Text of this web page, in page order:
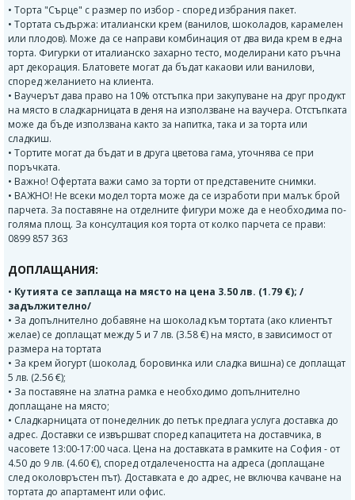
• Торта "Сърце" с размер по избор - според избрания пакет.
• Тортата съдържа: италиански крем (ванилов, шоколадов, карамелен
или плодов). Може да се направи комбинация от два вида крем в една
торта. Фигурки от италианско захарно тесто, моделирани като ръчна
арт декорация. Блатовете могат да бъдат какаови или ванилови,
според желанието на клиента.
• Ваучерът дава право на 10% отстъпка при закупуване на друг продукт
на място в сладкарницата в деня на използване на ваучера. Отстъпката
може да бъде използвана както за напитка, така и за торта или
сладкиш.
• Тортите могат да бъдат и в друга цветова гама, уточнява се при
поръчката.
• Важно! Офертата важи само за торти от представените снимки.
• ВАЖНО! Не всеки модел торта може да се изработи при малък брой
парчета. За поставяне на отделните фигури може да е необходима по-
голяма площ. За консултация коя торта от колко парчета се прави:
0899 857 363
ДОПЛАЩАНИЯ:
• Кутията се заплаща на място на цена 3.50 лв. (1.79 €); /
задължително/
• За допълнително добавяне на шоколад към тортата (ако клиентът
желае) се доплащат между 5 и 7 лв. (3.58 €) на място, в зависимост от
размера на тортата
• За крем йогурт (шоколад, боровинка или сладка вишна) се доплащат
5 лв. (2.56 €);
• За поставяне на златна рамка е необходимо допълнително
доплащане на място;
• Сладкарницата от понеделник до петък предлага услуга доставка до
адрес. Доставки се извършват според капацитета на доставчика, в
часовете 13:00-17:00 часа. Цена на доставката в рамките на София - от
4.50 до 9 лв. (4.60 €), според отдалечеността на адреса (доплащане
след околовръстен път). Доставката е до адрес, не включва качване на
тортата до апартамент или офис.